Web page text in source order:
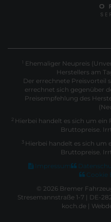
1 Ehemaliger Neupreis
Herstellers am
Der errechnete Preisvorteil
errechnet sich gegenüber
Preisempfehlung des
2 Hierbei handelt es sich um ein
Bruttopreise.
3 Hierbei handelt es sich um
Bruttopreise.
Impressum
Cookie
© 2026 Bremer
Stresemannstraße 1-7 | DE-
koch.de |